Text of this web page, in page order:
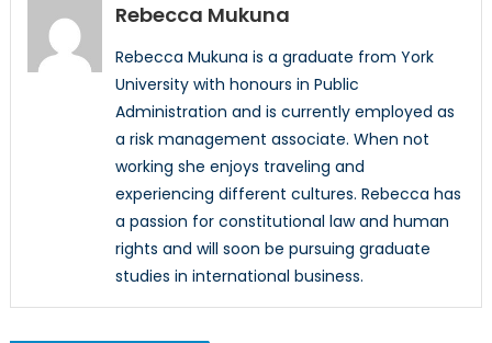
Rebecca Mukuna
Rebecca Mukuna is a graduate from York
University with honours in Public
Administration and is currently employed as
a risk management associate. When not
working she enjoys traveling and
experiencing different cultures. Rebecca has
a passion for constitutional law and human
rights and will soon be pursuing graduate
studies in international business.